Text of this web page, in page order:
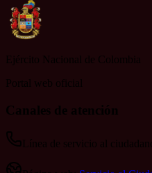
Ejército Nacional de Colombia
Portal web oficial
Canales de atención
Línea de servicio al